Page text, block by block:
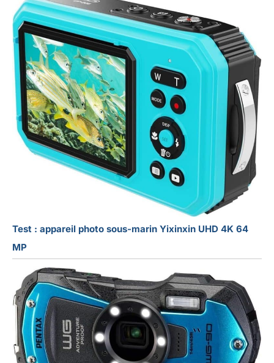
Test : appareil photo sous-marin Yixinxin UHD 4K 64
MP